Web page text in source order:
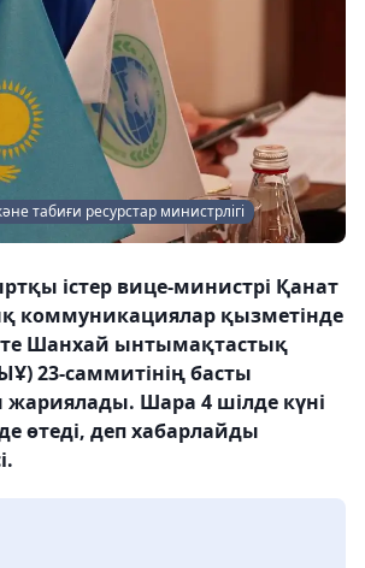
табиғи ресурстар министрлігі
істер вице-министрі Қанат
коммуникациялар қызметінде
Шанхай ынтымақтастық
23-саммитінің басты
жариялады. Шара 4 шілде күні
өтеді, деп хабарлайды